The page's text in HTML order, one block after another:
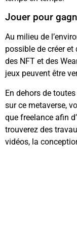
Jouer pour
Au milieu de
possible de créer
des NFT et des
jeux peuvent être
En dehors de
sur ce metaverse,
que freelance afin
trouverez des
vidéos, la